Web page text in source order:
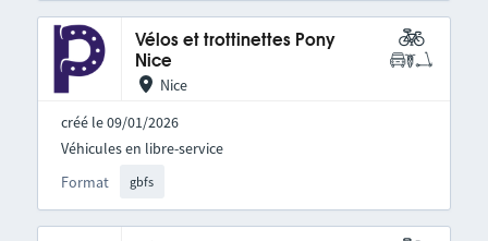
Vélos et trottinettes Pony
Nice
Nice
créé le 09/01/2026
Format gbfs
Véhicules en libre-service